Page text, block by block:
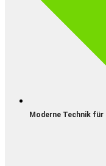
Moderne Technik